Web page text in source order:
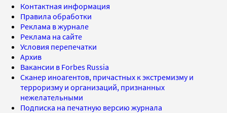
Контактная информация
Правила обработки
Реклама в журнале
Реклама на сайте
Условия перепечатки
Архив
Вакансии в Forbes Russia
Сканер иноагентов, причастных к экстремизму и
терроризму и организаций, признанных
нежелательными
Подписка на печатную версию журнала